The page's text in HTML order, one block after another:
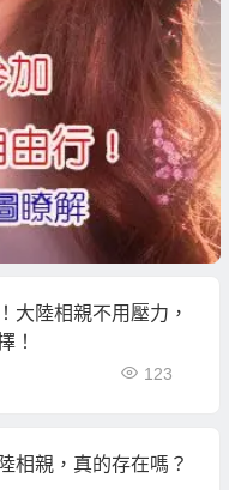
大陸相親不用壓力，
！
123
相親，真的存在嗎？